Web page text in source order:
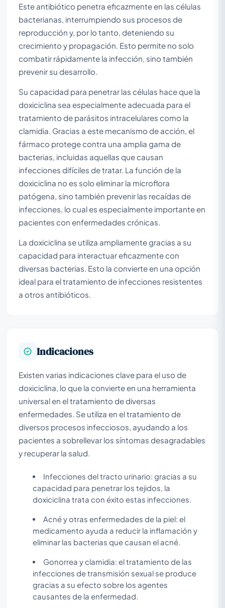
Este antibiótico penetra eficazmente en las células
bacterianas, interrumpiendo sus procesos de
reproducción y, por lo tanto, deteniendo su
crecimiento y propagación. Esto permite no solo
combatir rápidamente la infección, sino también
prevenir su desarrollo.
Su capacidad para penetrar las células hace que la
doxiciclina sea especialmente adecuada para el
tratamiento de parásitos intracelulares como la
clamidia. Gracias a este mecanismo de acción, el
fármaco protege contra una amplia gama de
bacterias, incluidas aquellas que causan
infecciones difíciles de tratar. La función de la
doxiciclina no es solo eliminar la microflora
patógena, sino también prevenir las recaídas de
infecciones, lo cual es especialmente importante en
pacientes con enfermedades crónicas.
La doxiciclina se utiliza ampliamente gracias a su
capacidad para interactuar eficazmente con
diversas bacterias. Esto la convierte en una opción
ideal para el tratamiento de infecciones resistentes
a otros antibióticos.
Indicaciones
Existen varias indicaciones clave para el uso de
doxiciclina, lo que la convierte en una herramienta
universal en el tratamiento de diversas
enfermedades. Se utiliza en el tratamiento de
diversos procesos infecciosos, ayudando a los
pacientes a sobrellevar los síntomas desagradables
y recuperar la salud.
Infecciones del tracto urinario: gracias a su
capacidad para penetrar los tejidos, la
doxiciclina trata con éxito estas infecciones.
Acné y otras enfermedades de la piel: el
medicamento ayuda a reducir la inflamación y
eliminar las bacterias que causan el acné.
Gonorrea y clamidia: el tratamiento de las
infecciones de transmisión sexual se produce
gracias a su efecto sobre los agentes
causantes de la enfermedad.